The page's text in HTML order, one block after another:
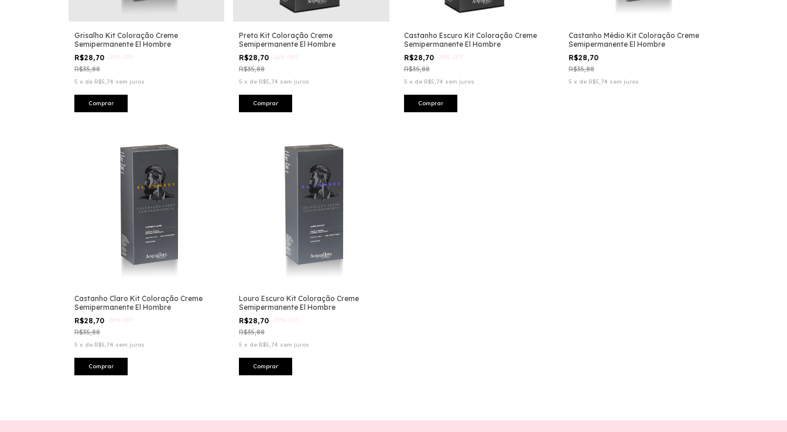
Grisalho Kit Coloração Creme
Semipermanente El Hombre
R$28,70 -20% OFF
R$35,88
5 x de R$5,74 sem juros
Preto Kit Coloração Creme
Semipermanente El Hombre
R$28,70 -20% OFF
R$35,88
5 x de R$5,74 sem juros
Castanho Escuro Kit Coloração Creme
Semipermanente El Hombre
R$28,70 -20% OFF
R$35,88
5 x de R$5,74 sem juros
Castanho Médio Kit Coloração Creme
Semipermanente El Hombre
R$28,70
R$35,88
5 x de R$5,74 sem juros
Castanho Claro Kit Coloração Creme
Semipermanente El Hombre
R$28,70 -20% OFF
R$35,88
5 x de R$5,74 sem juros
Louro Escuro Kit Coloração Creme
Semipermanente El Hombre
R$28,70 -20% OFF
R$35,88
5 x de R$5,74 sem juros